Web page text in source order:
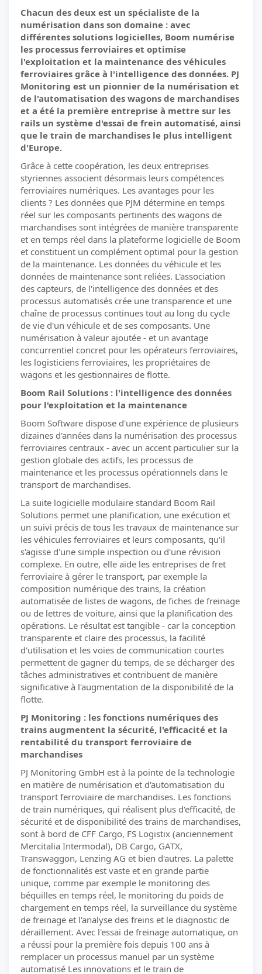
Chacun des deux est un spécialiste de la
numérisation dans son domaine : avec
différentes solutions logicielles, Boom numérise
les processus ferroviaires et optimise
l'exploitation et la maintenance des véhicules
ferroviaires grâce à l'intelligence des données. PJ
Monitoring est un pionnier de la numérisation et
de l'automatisation des wagons de marchandises
et a été la première entreprise à mettre sur les
rails un système d'essai de frein automatisé, ainsi
que le train de marchandises le plus intelligent
d'Europe.
Grâce à cette coopération, les deux entreprises
styriennes associent désormais leurs compétences
ferroviaires numériques. Les avantages pour les
clients ? Les données que PJM détermine en temps
réel sur les composants pertinents des wagons de
marchandises sont intégrées de manière transparente
et en temps réel dans la plateforme logicielle de Boom
et constituent un complément optimal pour la gestion
de la maintenance. Les données du véhicule et les
données de maintenance sont reliées. L'association
des capteurs, de l'intelligence des données et des
processus automatisés crée une transparence et une
chaîne de processus continues tout au long du cycle
de vie d'un véhicule et de ses composants. Une
numérisation à valeur ajoutée - et un avantage
concurrentiel concret pour les opérateurs ferroviaires,
les logisticiens ferroviaires, les propriétaires de
wagons et les gestionnaires de flotte.
Boom Rail Solutions : l'intelligence des données
pour l'exploitation et la maintenance
Boom Software dispose d'une expérience de plusieurs
dizaines d'années dans la numérisation des processus
ferroviaires centraux - avec un accent particulier sur la
gestion globale des actifs, les processus de
maintenance et les processus opérationnels dans le
transport de marchandises.
La suite logicielle modulaire standard Boom Rail
Solutions permet une planification, une exécution et
un suivi précis de tous les travaux de maintenance sur
les véhicules ferroviaires et leurs composants, qu'il
s'agisse d'une simple inspection ou d'une révision
complexe. En outre, elle aide les entreprises de fret
ferroviaire à gérer le transport, par exemple la
composition numérique des trains, la création
automatisée de listes de wagons, de fiches de freinage
ou de lettres de voiture, ainsi que la planification des
opérations. Le résultat est tangible - car la conception
transparente et claire des processus, la facilité
d'utilisation et les voies de communication courtes
permettent de gagner du temps, de se décharger des
tâches administratives et contribuent de manière
significative à l'augmentation de la disponibilité de la
flotte.
PJ Monitoring : les fonctions numériques des
trains augmentent la sécurité, l'efficacité et la
rentabilité du transport ferroviaire de
marchandises
PJ Monitoring GmbH est à la pointe de la technologie
en matière de numérisation et d'automatisation du
transport ferroviaire de marchandises. Les fonctions
de train numériques, qui réalisent plus d'efficacité, de
sécurité et de disponibilité des trains de marchandises,
sont à bord de CFF Cargo, FS Logistix (anciennement
Mercitalia Intermodal), DB Cargo, GATX,
Transwaggon, Lenzing AG et bien d'autres. La palette
de fonctionnalités est vaste et en grande partie
unique, comme par exemple le monitoring des
béquilles en temps réel, le monitoring du poids de
chargement en temps réel, la surveillance du système
de freinage et l'analyse des freins et le diagnostic de
déraillement. Avec l'essai de freinage automatique, on
a réussi pour la première fois depuis 100 ans à
remplacer un processus manuel par un système
automatisé Les innovations et le train de